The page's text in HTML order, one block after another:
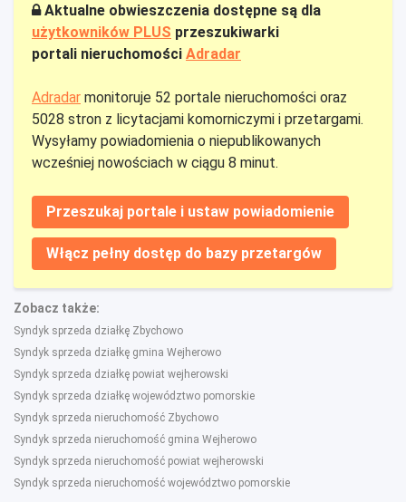
Aktualne obwieszczenia dostępne są dla
użytkowników PLUS przeszukiwarki
portali nieruchomości Adradar
Adradar monitoruje 52 portale nieruchomości oraz
5028 stron z licytacjami komorniczymi i przetargami.
Wysyłamy powiadomienia o niepublikowanych
wcześniej nowościach w ciągu 8 minut.
Przeszukaj portale i ustaw powiadomienie
Włącz pełny dostęp do bazy przetargów
Zobacz także:
Syndyk sprzeda działkę Zbychowo
Syndyk sprzeda działkę gmina Wejherowo
Syndyk sprzeda działkę powiat wejherowski
Syndyk sprzeda działkę województwo pomorskie
Syndyk sprzeda nieruchomość Zbychowo
Syndyk sprzeda nieruchomość gmina Wejherowo
Syndyk sprzeda nieruchomość powiat wejherowski
Syndyk sprzeda nieruchomość województwo pomorskie